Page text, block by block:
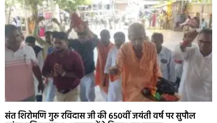
संत शिरोमणि गुरु रविदास जी की 650वीं जयंती वर्ष पर सुपौल